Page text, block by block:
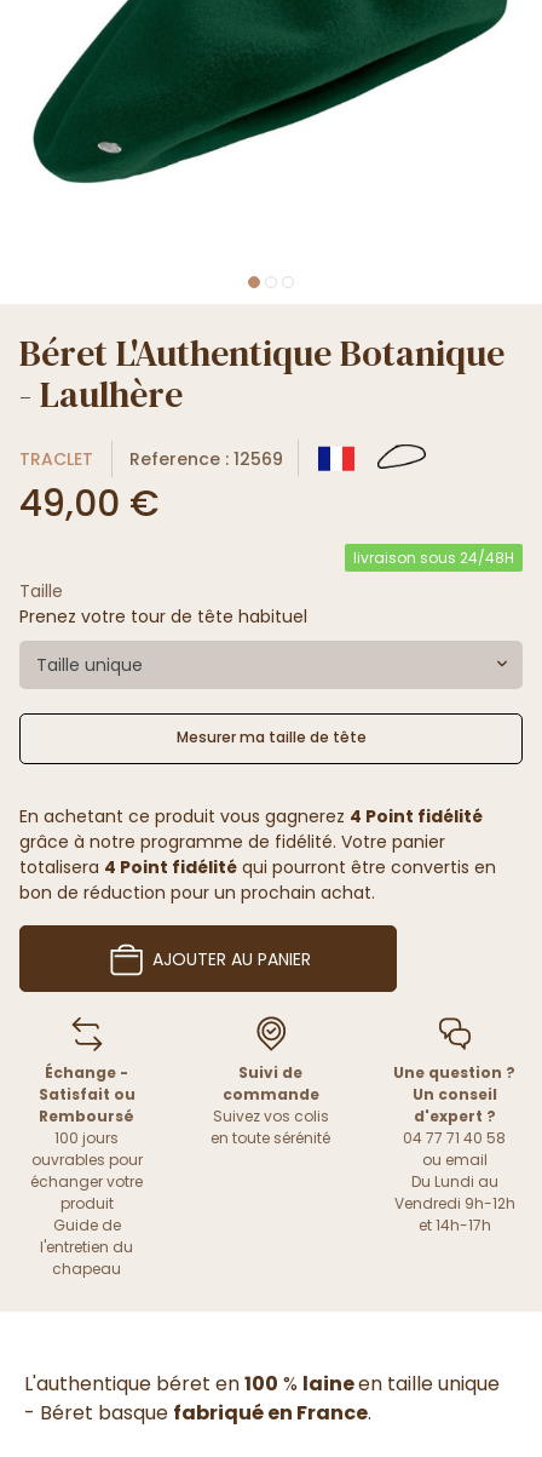
Béret L'Authentique Botanique
- Laulhère
TRACLET Reference : 12569
49,00 €
livraison sous 24/48H
Taille
Prenez votre tour de tête habituel
Taille unique
Mesurer ma taille de tête
En achetant ce produit vous gagnerez 4 Point fidélité
grâce à notre programme de fidélité. Votre panier
totalisera 4 Point fidélité qui pourront être convertis en
bon de réduction pour un prochain achat.
AJOUTER AU PANIER
Échange -
Satisfait ou
Remboursé
100 jours
ouvrables pour
échanger votre
produit
Guide de
l'entretien du
chapeau
Suivi de
commande
Suivez vos colis
en toute sérénité
Une question ?
Un conseil
d'expert ?
04 77 71 40 58
ou email
Du Lundi au
Vendredi 9h-12h
et 14h-17h
L'authentique béret en100 % laineen taille unique
- Béret basque fabriqué en France.